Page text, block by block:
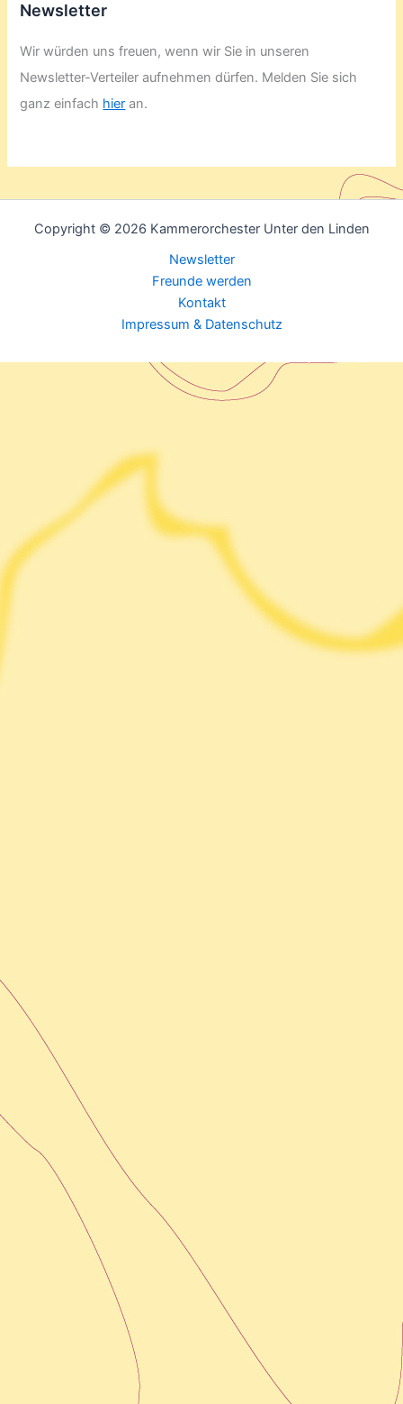
Newsletter
Wir würden uns freuen, wenn wir Sie in unseren
Newsletter-Verteiler aufnehmen dürfen. Melden Sie sich
ganz einfach hier an.
Copyright © 2026 Kammerorchester Unter den Linden
Newsletter
Freunde werden
Kontakt
Impressum & Datenschutz